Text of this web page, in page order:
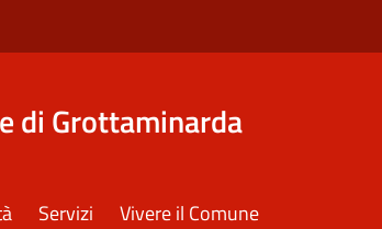
di Grottaminarda
Servizi Vivere il Comune